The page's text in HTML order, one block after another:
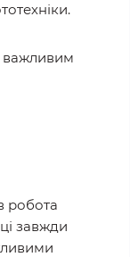
важливим
робота
завжди